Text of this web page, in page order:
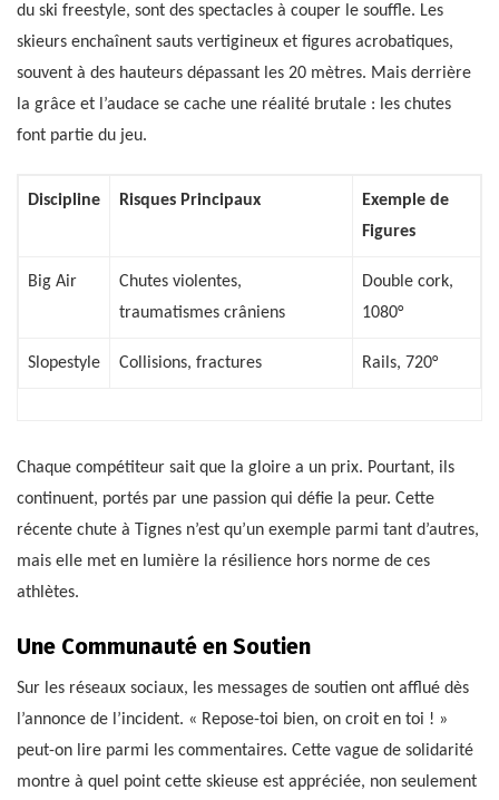
du ski freestyle, sont des spectacles à couper le souffle. Les
skieurs enchaînent sauts vertigineux et figures acrobatiques,
souvent à des hauteurs dépassant les 20 mètres. Mais derrière
la grâce et l’audace se cache une réalité brutale : les chutes
font partie du jeu.
Discipline Risques Principaux
Exemple de
Figures
Big Air
Chutes violentes,
traumatismes crâniens
Double cork,
1080°
Slopestyle Collisions, fractures Rails, 720°
Chaque compétiteur sait que la gloire a un prix. Pourtant, ils
continuent, portés par une passion qui défie la peur. Cette
récente chute à Tignes n’est qu’un exemple parmi tant d’autres,
mais elle met en lumière la résilience hors norme de ces
athlètes.
Une Communauté en Soutien
Sur les réseaux sociaux, les messages de soutien ont afflué dès
l’annonce de l’incident. « Repose-toi bien, on croit en toi ! »
peut-on lire parmi les commentaires. Cette vague de solidarité
montre à quel point cette skieuse est appréciée, non seulement